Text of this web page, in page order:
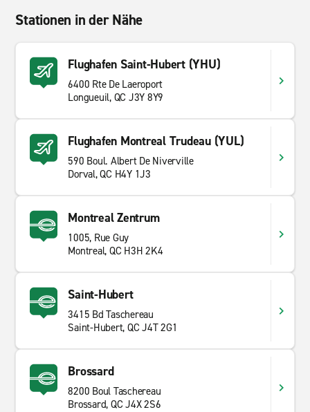
Stationen in der Nähe
Flughafen Saint-Hubert (YHU)
6400 Rte De Laeroport
Longueuil, QC J3Y 8Y9
Flughafen Montreal Trudeau (YUL)
590 Boul. Albert De Niverville
Dorval, QC H4Y 1J3
Montreal Zentrum
1005, Rue Guy
Montreal, QC H3H 2K4
Saint-Hubert
3415 Bd Taschereau
Saint-Hubert, QC J4T 2G1
Brossard
8200 Boul Taschereau
Brossard, QC J4X 2S6